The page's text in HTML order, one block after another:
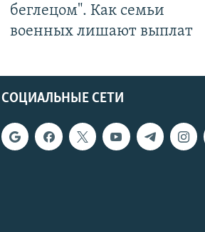
беглецом". Как семьи
военных лишают выплат
СОЦИАЛЬНЫЕ СЕТИ